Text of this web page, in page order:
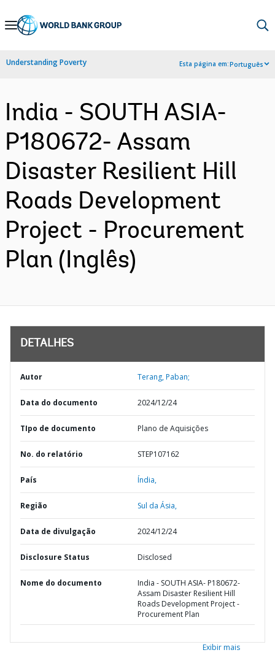
Skip
Navigation
Understanding Poverty Esta página em:Português
India - SOUTH ASIA-
P180672- Assam
Disaster Resilient Hill
Roads Development
Project - Procurement
Plan (Inglês)
DETALHES
Autor Terang, Paban;
Data do documento 2024/12/24
TIpo de documento Plano de Aquisições
No. do relatório STEP107162
País Índia,
Região Sul da Ásia,
Data de divulgação 2024/12/24
Disclosure Status Disclosed
Nome do documento
India - SOUTH ASIA- P180672-
Assam Disaster Resilient Hill
Roads Development Project -
Procurement Plan
Exibir mais